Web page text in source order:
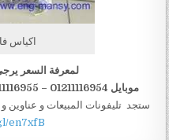
اكياس
لمعرفة السعر
موبايل 01211116954 – 01211116955 – 01211116956–01211116958
ستجد تليفونات المبيعات و
en7xfB